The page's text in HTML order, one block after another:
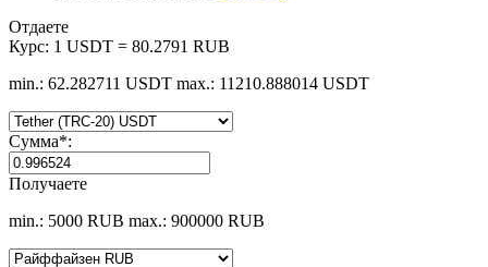
Отдаете
Курс: 1 USDT = 80.2791 RUB
min.: 62.282711 USDT max.: 11210.888014 USDT
Сумма*:
Получаете
min.: 5000 RUB max.: 900000 RUB